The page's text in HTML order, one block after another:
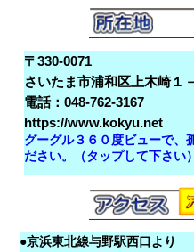
●京浜東北線与野駅西口より
〒330-0071
さいたま市浦和区上木崎１
電話：048-762-3167
https://www.kokyu.net
グーグル３６０度ビューで、
ださい。（タップして下さい）